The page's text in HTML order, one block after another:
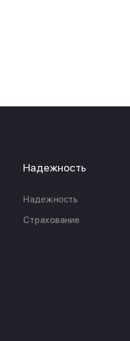
Надежность
Надежность
Страхование